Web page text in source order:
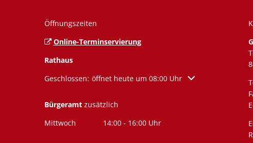
Öffnungszeiten
Online-Terminservierung
Rathaus
Klicken, um weitere Öffnungs- oder Schließzeiten
Geschlossen: öffnet heute um 08:00 Uhr
Bürgeramt zusätzlich
Mittwoch
14:00 - 16:00 Uhr